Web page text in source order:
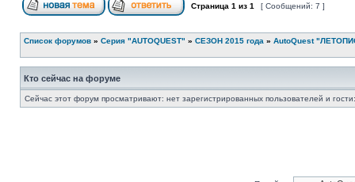
Страница 1 из 1 [ Сообщений: 7 ]
Список форумов » Серия "AUTOQUEST" » СЕЗОН 2015 года » AutoQuest
Кто сейчас на форуме
Сейчас этот форум просматривают: нет зарегистрированных пользователей и